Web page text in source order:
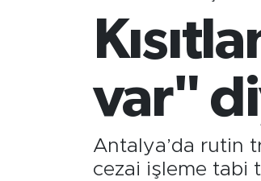
var"
Antalya’da rutin
cezai işleme tabi
Gazipaşa
Gündem
İnşaat-Emlak